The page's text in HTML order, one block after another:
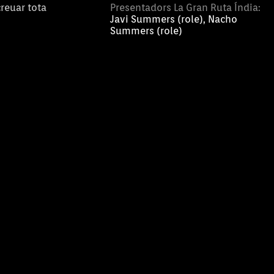
tota
Presentadors La Gran Ruta Índia:
Javi Summers (role), Nacho
Summers (role)